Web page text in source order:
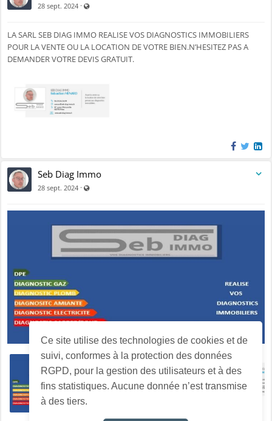
Ce site utilise des technologies de cookies et de
suivi, conformes à la protection des données
RGPD, pour la gestion des utilisateurs et à des
fins statistiques. Aucune donnée n’est transmise
à des tiers.
28 sept. 2024 ·
LA SARL SEB DIAG IMMO REALISE VOS DIAGNOSTICS IMMOBILIERS
POUR LA VENTE OU LA LOCATION DE VOTRE BIEN.N’HESITEZ PAS A
DEMANDER VOTRE DEVIS GRATUIT.
Seb Diag Immo
28 sept. 2024 ·